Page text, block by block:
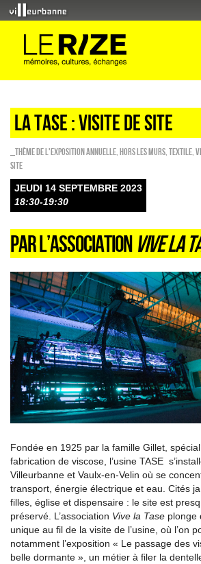
LA TASE : Visite de site
_Thème de l'exposition annuelle HORS LES MURS Textile
site
JEUDI 14 SEPTEMBRE 2023
18:30-19:30
PAR L’ASSOCIATION VIVE LA
Fondée en 1925 par la famille Gillet,
fabrication de viscose, l’usine TASE
Villeurbanne et Vaulx-en-Velin où se
transport, énergie électrique et eau. Cités
filles, église et dispensaire : le site est
préservé. L’association Vive la Tase plonge
unique au fil de la visite de l’usine, où l’on
notamment l’exposition « Le passage des
belle dormante », un métier à filer la